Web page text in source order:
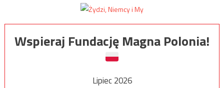
Wspieraj Fundację Magna Polonia!
Lipiec 2026